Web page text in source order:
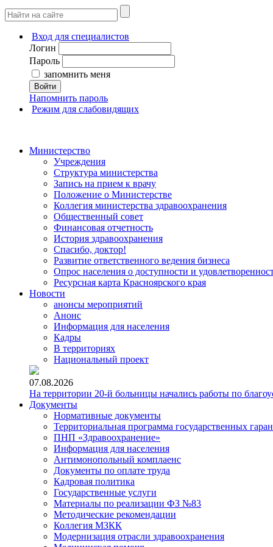
Вход для специалистов
Логин
Пароль
запомнить меня
Войти
Напомнить пароль
Режим для слабовидящих
Министерство
Учреждения
Структура министерства
Запись на прием к врачу
Положение о Министерстве
Коллегия министерства здравоохранения
Общественный совет
Финансовая отчетность
История здравоохранения
Спасибо, доктор!
Развитие ответственного ведения бизнеса
Опрос населения о доступности и
Ресурсная карта Красноярского края
Новости
анонсы мероприятий
Анонс
Информация для населения
Кадры
В территориях
Национальный проект
07.08.2026
На территории 20-й больницы начались работы по
Документы
Нормативные документы
Территориальная программа государственных
ПНП «Здравоохранение»
Информация для населения
Антимонопольный комплаенс
Документы по оплате труда
Кадровая политика
Государственные услуги
Материалы по реализации ФЗ №83
Методические рекомендации
Коллегия МЗКК
Модернизация отрасли здравоохранения